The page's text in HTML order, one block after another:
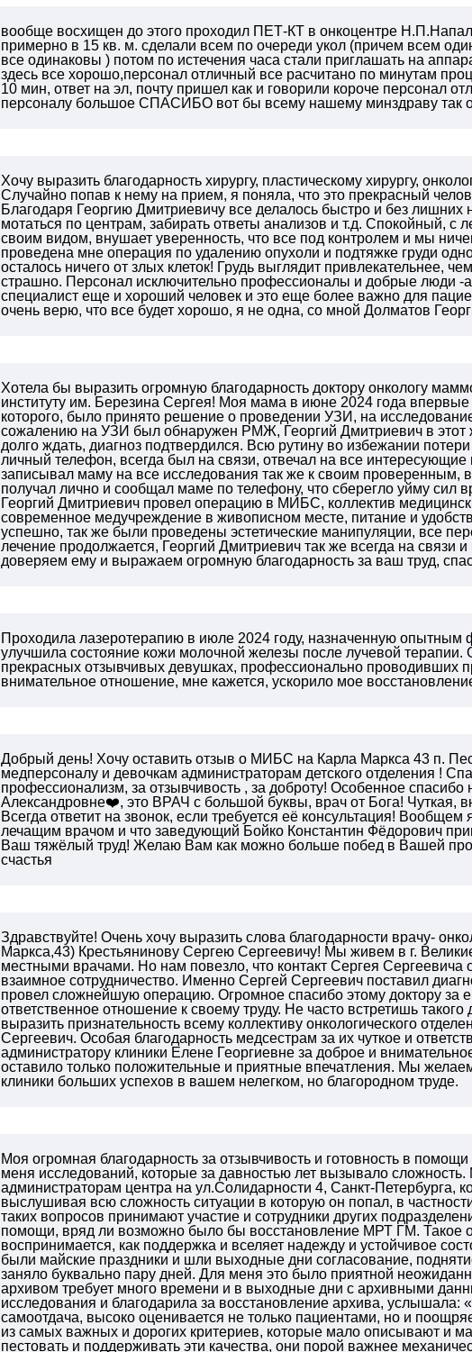
вообще восхищен до этого проходил ПЕТ-КТ в онкоцентре
примерно в 15 кв. м. сделали всем по очереди укол (причем всем
все одинаковы ) потом по истечения часа стали приглашать на
здесь все хорошо,персонал отличный все расчитано по минутам
10 мин, ответ на эл, почту пришел как и говорили короче персонал
персоналу большое СПАСИБО вот бы всему нашему минздраву так
Хочу выразить благодарность хирургу, пластическому хирургу,
Случайно попав к нему на прием, я поняла, что это прекрасный
Благодаря Георгию Дмитриевичу все делалось быстро и без
мотаться по центрам, забирать ответы анализов и т.д. Спокойный, с
своим видом, внушает уверенность, что все под контролем и мы
проведена мне операция по удалению опухоли и подтяжке груди
осталось ничего от злых клеток! Грудь выглядит привлекательнее,
страшно. Персонал исключительно профессионалы и добрые люди -
специалист еще и хороший человек и это еще более важно для
очень верю, что все будет хорошо, я не одна, со мной Долматов
Хотела бы выразить огромную благодарность доктору онкологу
институту им. Березина Сергея! Моя мама в июне 2024 года впервые
которого, было принято решение о проведении УЗИ, на
сожалению на УЗИ был обнаружен РМЖ, Георгий Дмитриевич в этот
долго ждать, диагноз подтвердился. Всю рутину во избежании
личный телефон, всегда был на связи, отвечал на все
записывал маму на все исследования так же к своим проверенным,
получал лично и сообщал маме по телефону, что сберегло уйму сил
Георгий Дмитриевич провел операцию в МИБС, коллектив
современное медучреждение в живописном месте, питание и
успешно, так же были проведены эстетические манипуляции, все
лечение продолжается, Георгий Дмитриевич так же всегда на
доверяем ему и выражаем огромную благодарность за ваш труд,
Проходила лазеротерапию в июле 2024 году, назначенную
улучшила состояние кожи молочной железы после лучевой
прекрасных отзывчивых девушках, профессионально проводивших
внимательное отношение, мне кажется, ускорило мое
Добрый день! Хочу оставить отзыв о МИБС на Карла Маркса 43
медперсоналу и девочкам администраторам детского отделения !
профессионализм, за отзывчивость , за доброту! Особенное
Александровне❤️, это ВРАЧ с большой буквы, врач от Бога! Чуткая,
Всегда ответит на звонок, если требуется её консультация!
лечащим врачом и что заведующий Бойко Константин Фёдорович
Ваш тяжёлый труд! Желаю Вам как можно больше побед в Вашей
счастья
Здравствуйте! Очень хочу выразить слова благодарности врачу-
Маркса,43) Крестьянинову Сергею Сергеевичу! Мы живем в г.
местными врачами. Но нам повезло, что контакт Сергея Сергеевича
взаимное сотрудничество. Именно Сергей Сергеевич поставил
провел сложнейшую операцию. Огромное спасибо этому доктору за
ответственное отношение к своему труду. Не часто встретишь
выразить признательность всему коллективу онкологического
Сергеевич. Особая благодарность медсестрам за их чуткое и
администратору клиники Елене Георгиевне за доброе и
оставило только положительные и приятные впечатления. Мы
клиники больших успехов в вашем нелегком, но благородном труде.
Моя огромная благодарность за отзывчивость и готовность в
меня исследований, которые за давностью лет вызывало
администраторам центра на ул.Солидарности 4, Санкт-Петербурга,
выслушивая всю сложность ситуации в которую он попал, в
таких вопросов принимают участие и сотрудники других
помощи, вряд ли возможно было бы восстановление МРТ ГМ. Такое
воспринимается, как поддержка и вселяет надежду и устойчивое
были майские праздники и шли выходные дни согласование,
заняло буквально пару дней. Для меня это было приятной
архивом требует много времени и в выходные дни с архивными
исследования и благодарила за восстановление архива, услышала:
самоотдача, высоко оценивается не только пациентами, но и
из самых важных и дорогих критериев, которые мало описывают и
пестовать и поддерживать эти качества, они порой важнее